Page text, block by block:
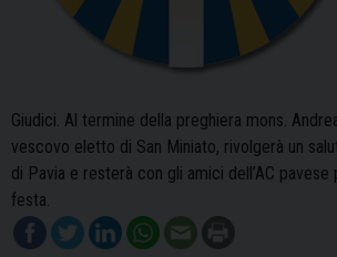
Giudici. Al termine della preghiera mons.
vescovo eletto di San Miniato, rivolgerà un
di Pavia e resterà con gli amici dell’AC
festa.